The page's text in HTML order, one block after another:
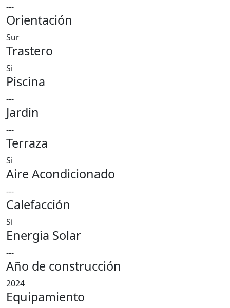
---
Orientación
Sur
Trastero
Si
Piscina
---
Jardin
---
Terraza
Si
Aire Acondicionado
---
Calefacción
Si
Energia Solar
---
Año de construcción
2024
Equipamiento